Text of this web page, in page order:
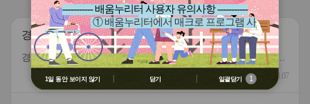
경기도교육청남부연수원 영상정보처리기기 운영 및 관리
방침[2025.8.5. 일부개정]
경기도교육청남부연수원 영상정보처리기기 운영 및 관리 방침[2025.8.5. 일부개정]
2025.11.07
----------- 배움누리터 사용자 유의사항 -----------
① 배움누리터에서 매크로 프로그램 사
용 금지
② 배움누리터 수강용 매크로 프로그램
제작 배포 금지
③ 유무료 매크로 프로그램 사용을 블로
그 등에 홍보 금지
1일 동안 보이지 않기 닫기 일괄닫기 1